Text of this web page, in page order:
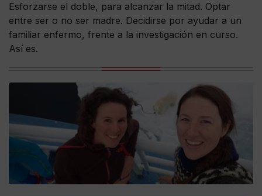
Esforzarse el doble, para alcanzar la mitad. Optar
entre ser o no ser madre. Decidirse por ayudar a un
familiar enfermo, frente a la investigación en curso.
Así es.